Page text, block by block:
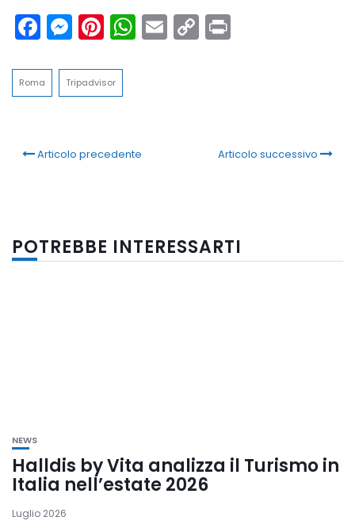
Facebook
Messenger
Pinterest
WhatsApp
Email
Copy
Roma Tripadvisor
Articolo precedente Articolo successivo
POTREBBE INTERESSARTI
NEWS
Halldis by Vita analizza il Turismo in
Italia nell’estate 2026
Luglio 2026